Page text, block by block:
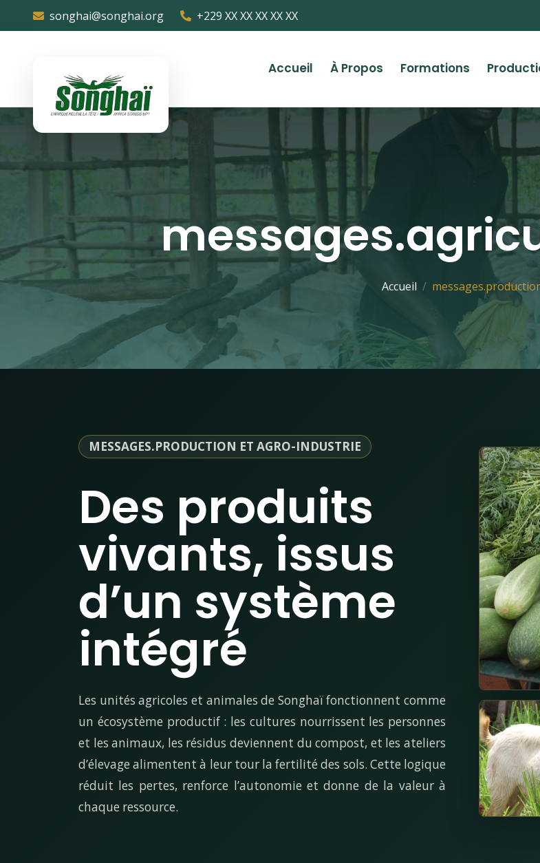
songhai@songhai.org +229 XX XX XX XX XX
Accueil À Propos Formations
Accueil
MESSAGES.PRODUCTION ET AGRO-INDUSTRIE
Des produits
vivants, issus
d’un système
intégré
Les unités agricoles et animales de Songhaï fonctionnent comme
un écosystème productif : les cultures nourrissent les personnes
et les animaux, les résidus deviennent du compost, et les ateliers
d’élevage alimentent à leur tour la fertilité des sols. Cette logique
réduit les pertes, renforce l’autonomie et donne de la valeur à
chaque ressource.